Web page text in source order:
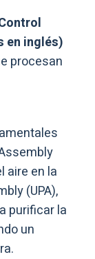
en inglés)
procesan
aire en la
(UPA),
purificar la
un